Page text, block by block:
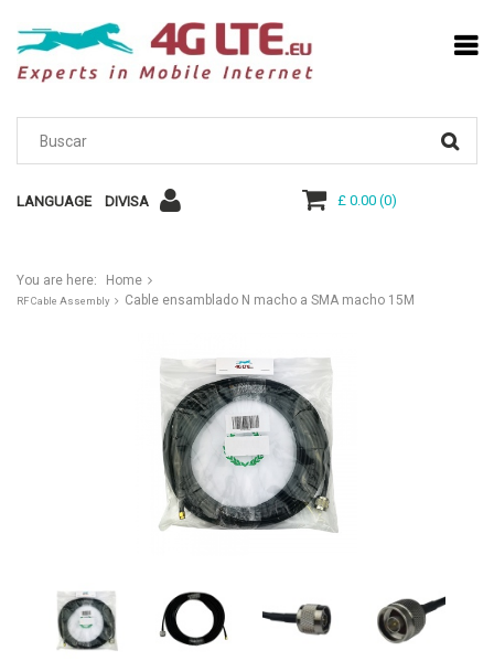
LANGUAGE DIVISA £ 0.00(0)
You are here: Home
RF Cable Assembly Cable ensamblado N macho a SMA macho 15M